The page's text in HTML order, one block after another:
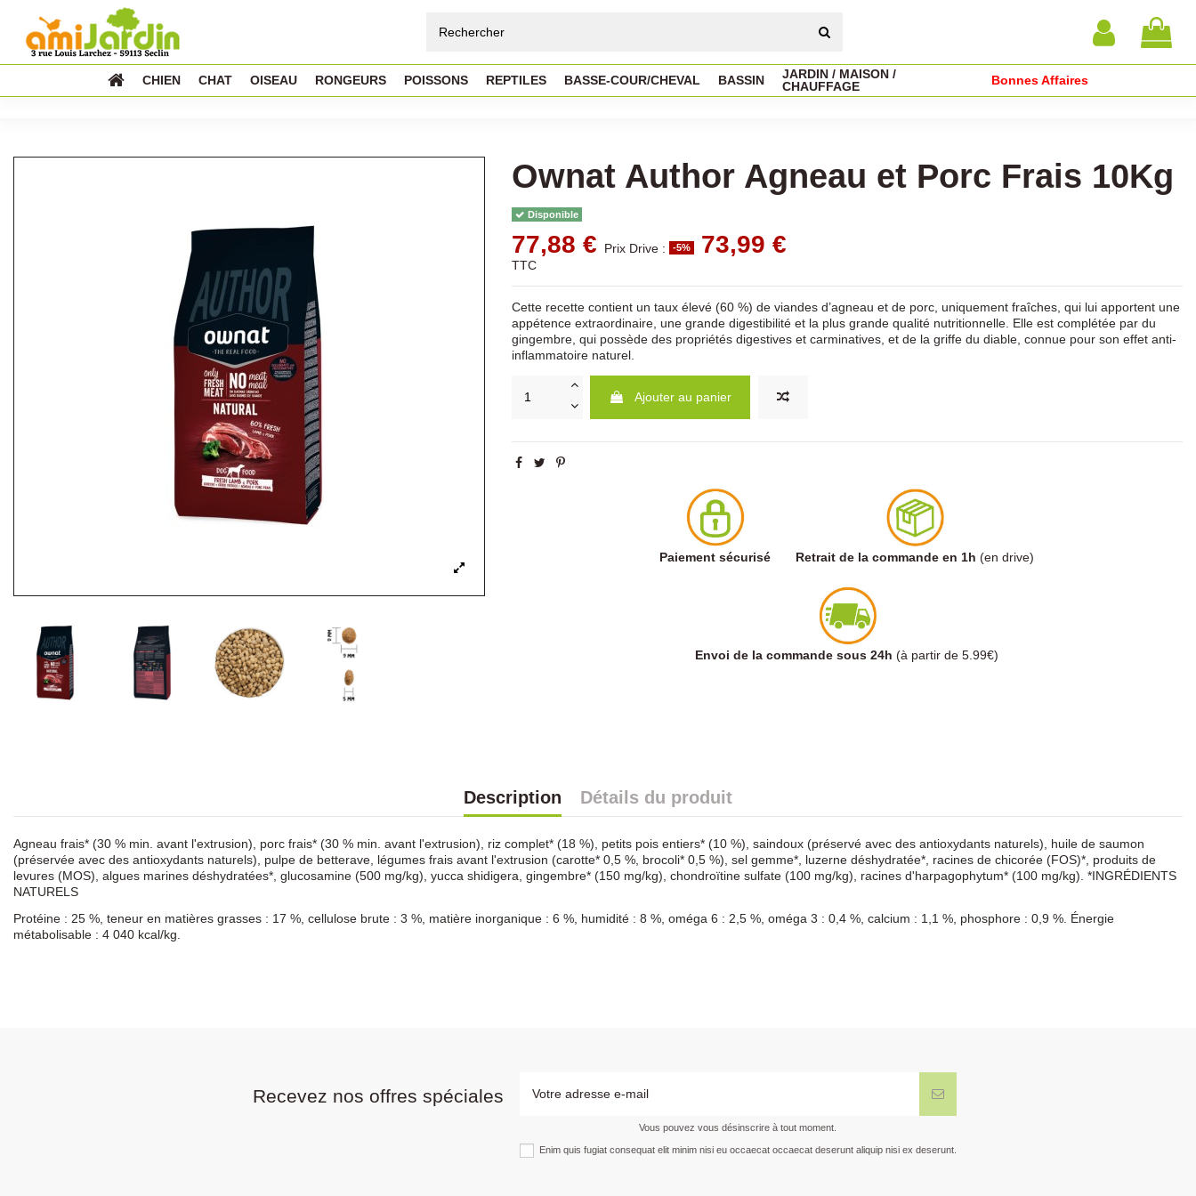
CHIEN CHAT OISEAU RONGEURS POISSONS REPTILES BASSE-COUR/CHEVAL BASSIN
JARDIN / MAISON /
CHAUFFAGE
Bonnes Affaires
Ownat Author Agneau et Porc Frais 10Kg
Disponible
77,88 € Prix Drive : -5% 73,99 €
TTC
Cette recette contient un taux élevé (60 %) de viandes d’agneau et de porc, uniquement fraîches, qui lui apportent une
appétence extraordinaire, une grande digestibilité et la plus grande qualité nutritionnelle. Elle est complétée par du
gingembre, qui possède des propriétés digestives et carminatives, et de la griffe du diable, connue pour son effet anti-
inflammatoire naturel.
Ajouter au panier
Paiement sécurisé Retrait de la commande en 1h (en drive)
Envoi de la commande sous 24h (à partir de 5.99€)
Description Détails du produit
Agneau frais* (30 % min. avant l'extrusion), porc frais* (30 % min. avant l'extrusion), riz complet* (18 %), petits pois entiers* (10 %), saindoux (préservé avec des antioxydants naturels), huile de saumon
(préservée avec des antioxydants naturels), pulpe de betterave, légumes frais avant l'extrusion (carotte* 0,5 %, brocoli* 0,5 %), sel gemme*, luzerne déshydratée*, racines de chicorée (FOS)*, produits de
levures (MOS), algues marines déshydratées*, glucosamine (500 mg/kg), yucca shidigera, gingembre* (150 mg/kg), chondroïtine sulfate (100 mg/kg), racines d'harpagophytum* (100 mg/kg). *INGRÉDIENTS
NATURELS
Protéine : 25 %, teneur en matières grasses : 17 %, cellulose brute : 3 %, matière inorganique : 6 %, humidité : 8 %, oméga 6 : 2,5 %, oméga 3 : 0,4 %, calcium : 1,1 %, phosphore : 0,9 %. Énergie
métabolisable : 4 040 kcal/kg.
Recevez nos offres spéciales
Vous pouvez vous désinscrire à tout moment.
Enim quis fugiat consequat elit minim nisi eu occaecat occaecat deserunt aliquip nisi ex deserunt.